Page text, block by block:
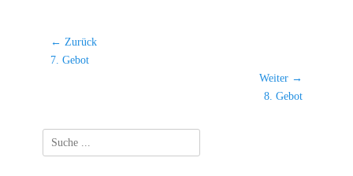
Beitragsnavigation
← Zurück
Vorheriger
7. Gebot
Weiter →
8. Gebot
Suche
nach: